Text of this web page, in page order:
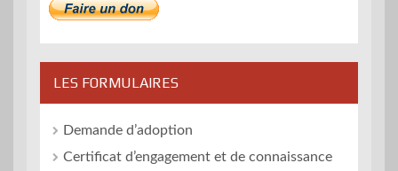
LES FORMULAIRES
Demande d’adoption
Certificat d’engagement et de connaissance